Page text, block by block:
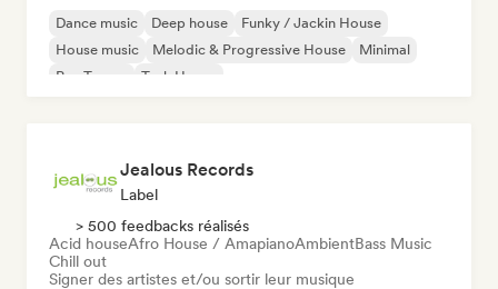
Dance music Deep house
Funky / Jackin House
House music
Melodic & Progressive House
Minimal
Psy-Trance
Tech House
Jealous Records
Label
> 500 feedbacks réalisés
Acid houseAfro House / AmapianoAmbientBass Music
Chill out
Signer des artistes et/ou sortir leur musique